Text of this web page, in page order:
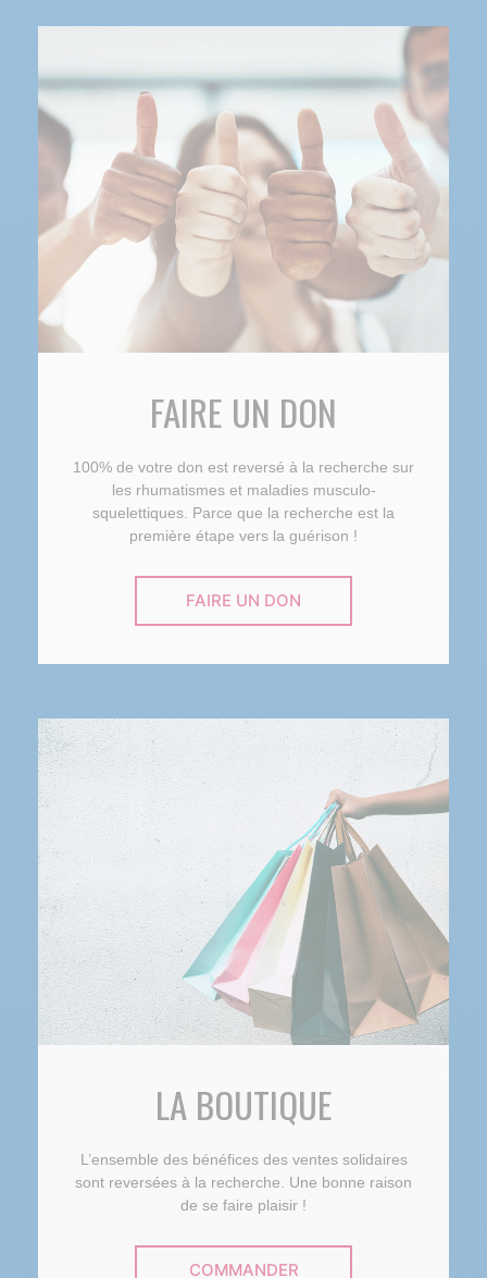
FAIRE UN DON
100% de votre don est reversé à la recherche sur
les rhumatismes et maladies musculo-
squelettiques. Parce que la recherche est la
première étape vers la guérison !
FAIRE UN DON
LA BOUTIQUE
L’ensemble des bénéfices des ventes solidaires
sont reversées à la recherche. Une bonne raison
de se faire plaisir !
COMMANDER